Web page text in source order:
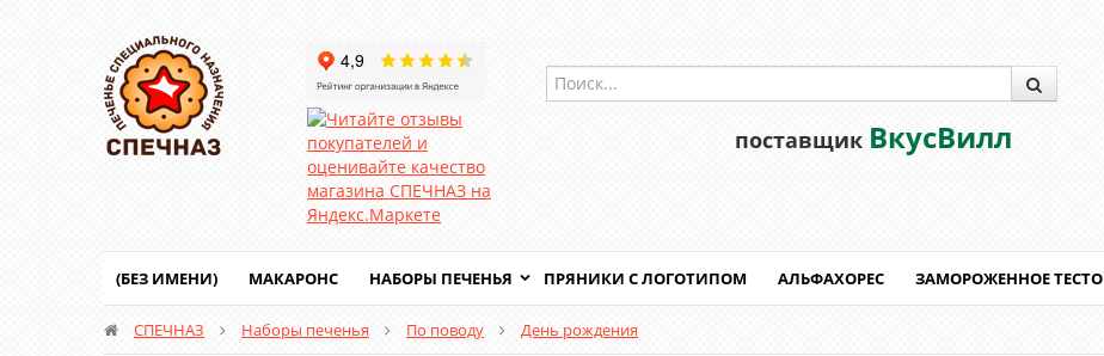
поставщик ВкусВилл
(БЕЗ ИМЕНИ) МАКАРОНС НАБОРЫ ПЕЧЕНЬЯ ПРЯНИКИ С ЛОГОТИПОМ АЛЬФАХОРЕС ЗАМОРОЖЕННОЕ ТЕСТО
СПЕЧНАЗ Наборы печенья По поводу День рождения